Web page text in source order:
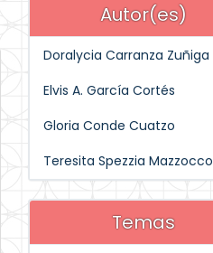
Autor(es)
Doralycia Carranza Zuñiga
Elvis A. García Cortés
Gloria Conde Cuatzo
Teresita Spezzia Mazzocco
Temas